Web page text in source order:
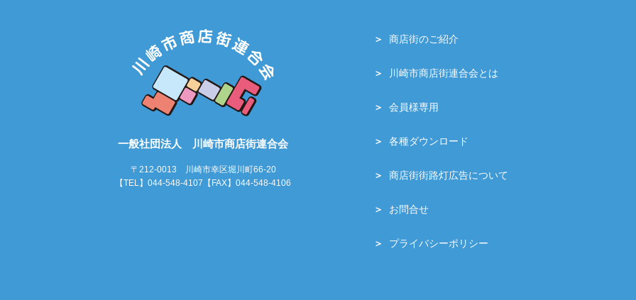
一般社団法人 川崎市商店街連合会
〒212-0013 川崎市幸区堀川町66-20
【TEL】044-548-4107【FAX】044-548-4106
商店街のご紹介
川崎市商店街連合会とは
会員様専用
各種ダウンロード
商店街街路灯広告について
お問合せ
プライバシーポリシー